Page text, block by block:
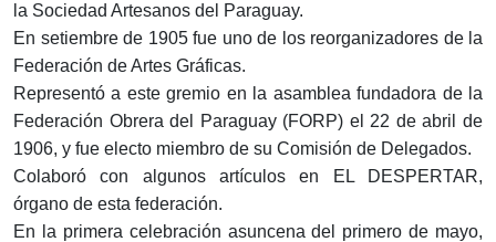
la Sociedad Artesanos del Paraguay.
En setiembre de 1905 fue uno de los reorganizadores de la
Federación de Artes Gráficas.
Representó a este gremio en la asamblea fundadora de la
Federación Obrera del Paraguay (FORP) el 22 de abril de
1906, y fue electo miembro de su Comisión de Delegados.
Colaboró con algunos artículos en EL DESPERTAR,
órgano de esta federación.
En la primera celebración asuncena del primero de mayo,